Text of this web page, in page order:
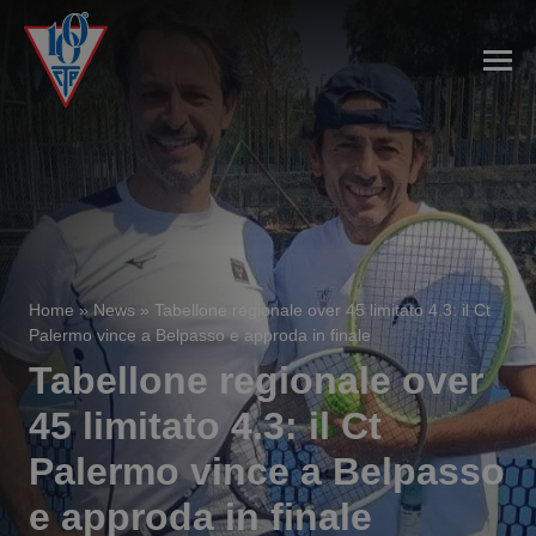
Home» News » Tabellone regionale over 45 limitato 4.3: il Ct
Palermo vince a Belpasso e approda in finale
Tabellone regionale over
45 limitato 4.3: il Ct
Palermo vince a Belpasso
e approda in finale